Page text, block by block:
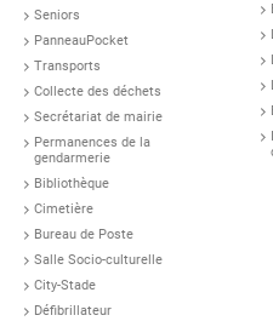
Seniors
PanneauPocket
Transports
Collecte des déchets
Secrétariat de mairie
Permanences de la
gendarmerie
Bibliothèque
Cimetière
Bureau de Poste
Salle Socio-culturelle
City-Stade
Défibrillateur